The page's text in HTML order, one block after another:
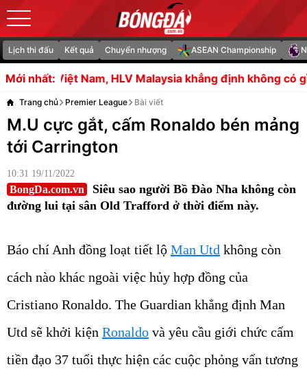
Lịch thi đấu Kết quả Chuyển nhượng ASEAN Championship
Mới nhất:
Malaysia khẳng định không có gì để mất Maldini tiết
Trang chủ Premier League Bài viết
M.U cực gắt, cấm Ronaldo bén mảng
tới Carrington
10:31 19/11/2022
BongDa.com.vn
Siêu sao người Bồ Đào Nha không còn
đường lui tại sân Old Trafford ở thời điểm này.
Báo chí Anh đồng loạt tiết lộ Man Utd không còn
cách nào khác ngoài việc hủy hợp đồng của
Cristiano Ronaldo. The Guardian khẳng định Man
Utd sẽ khởi kiện Ronaldo và yêu cầu giới chức cấm
tiền đạo 37 tuổi thực hiện các cuộc phỏng vấn tương